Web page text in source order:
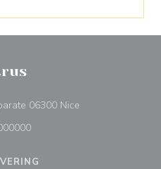
06300 Nice((opent in een